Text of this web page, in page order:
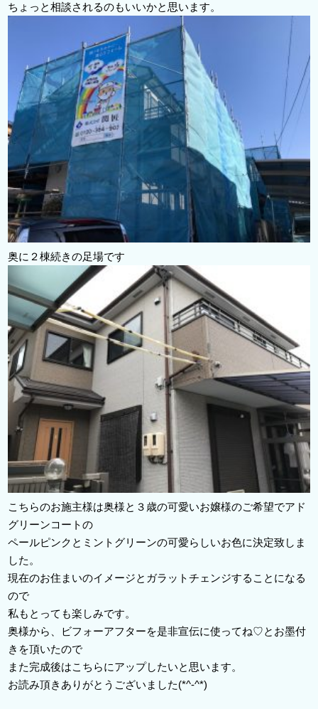
ちょっと相談されるのもいいかと思います。
奥に２棟続きの足場です
こちらのお施主様は奥様と３歳の可愛いお嬢様のご希望でアド
グリーンコートの
ペールピンクとミントグリーンの可愛らしいお色に決定致しま
した。
現在のお住まいのイメージとガラットチェンジすることになる
ので
私もとっても楽しみです。
奥様から、ビフォーアフターを是非宣伝に使ってね♡とお墨付
きを頂いたので
また完成後はこちらにアップしたいと思います。
お読み頂きありがとうございました(*^-^*)